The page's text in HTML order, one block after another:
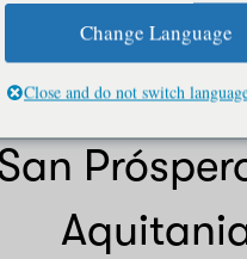
Change Language
Close and do not switch